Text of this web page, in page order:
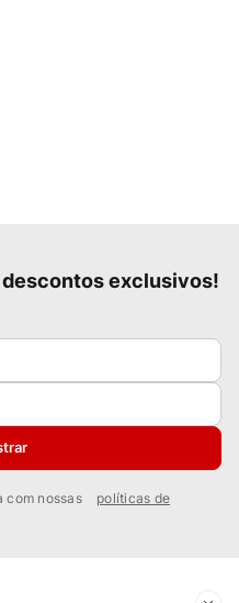
exclusivos!
com nossas
políticas de